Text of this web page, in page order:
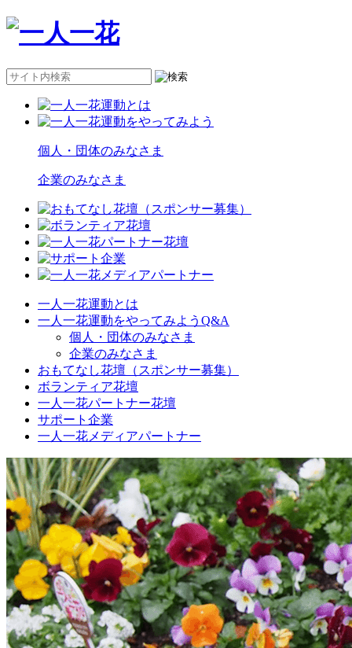
個人・団体のみなさま
企業のみなさま
一人一花運動とは
一人一花運動をやってみようQ&A
個人・団体のみなさま
企業のみなさま
おもてなし花壇（スポンサー募集）
ボランティア花壇
一人一花パートナー花壇
サポート企業
一人一花メディアパートナー